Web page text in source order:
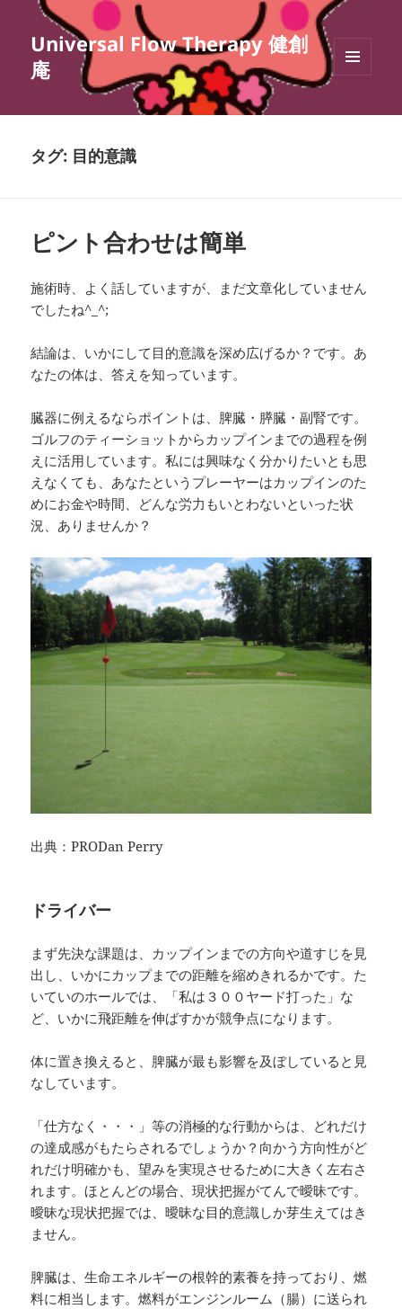
Universal Flow Therapy 健創
庵
ィジェ
タグ: 目的意識
ピント合わせは簡単
施術時、よく話していますが、まだ文章化していません
でしたね^_^;
結論は、いかにして目的意識を深め広げるか？です。あ
なたの体は、答えを知っています。
臓器に例えるならポイントは、脾臓・膵臓・副腎です。
ゴルフのティーショットからカップインまでの過程を例
えに活用しています。私には興味なく分かりたいとも思
えなくても、あなたというプレーヤーはカップインのた
めにお金や時間、どんな労力もいとわないといった状
況、ありませんか？
出典：PRODan Perry
ドライバー
まず先決な課題は、カップインまでの方向や道すじを見
出し、いかにカップまでの距離を縮めきれるかです。た
いていのホールでは、「私は３００ヤード打った」な
ど、いかに飛距離を伸ばすかが競争点になります。
体に置き換えると、脾臓が最も影響を及ぼしていると見
なしています。
「仕方なく・・・」等の消極的な行動からは、どれだけ
の達成感がもたらされるでしょうか？向かう方向性がど
れだけ明確かも、望みを実現させるために大きく左右さ
れます。ほとんどの場合、現状把握がてんで曖昧です。
曖昧な現状把握では、曖昧な目的意識しか芽生えてはき
ません。
脾臓は、生命エネルギーの根幹的素養を持っており、燃
料に相当します。燃料がエンジンルーム（腸）に送られ